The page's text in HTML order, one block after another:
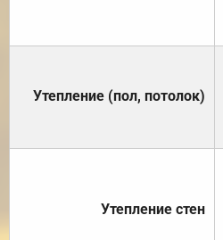
Утепление (пол, потолок)
Утепление стен